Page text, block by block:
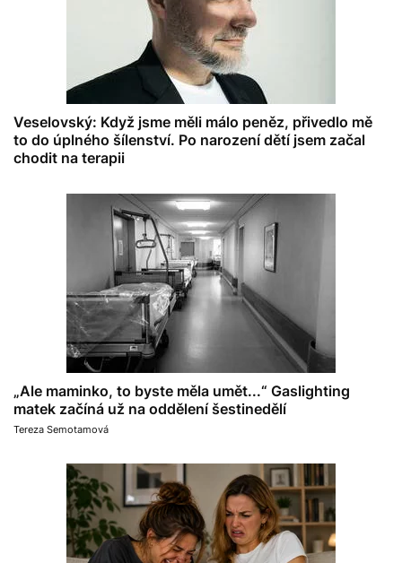
Veselovský: Když jsme měli málo peněz, přivedlo mě
to do úplného šílenství. Po narození dětí jsem začal
chodit na terapii
„Ale maminko, to byste měla umět...“ Gaslighting
matek začíná už na oddělení šestinedělí
Tereza Semotamová